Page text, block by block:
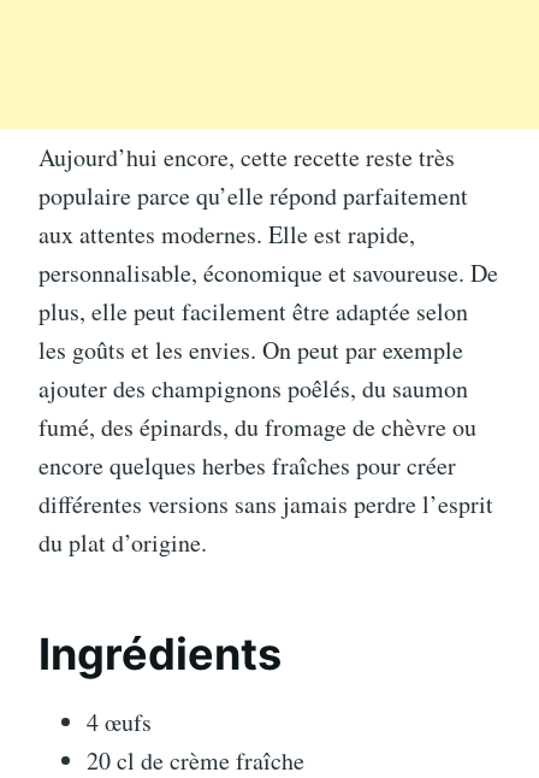
Aujourd’hui encore, cette recette reste très
populaire parce qu’elle répond parfaitement
aux attentes modernes. Elle est rapide,
personnalisable, économique et savoureuse. De
plus, elle peut facilement être adaptée selon
les goûts et les envies. On peut par exemple
ajouter des champignons poêlés, du saumon
fumé, des épinards, du fromage de chèvre ou
encore quelques herbes fraîches pour créer
différentes versions sans jamais perdre l’esprit
du plat d’origine.
Ingrédients
4 œufs
20 cl de crème fraîche